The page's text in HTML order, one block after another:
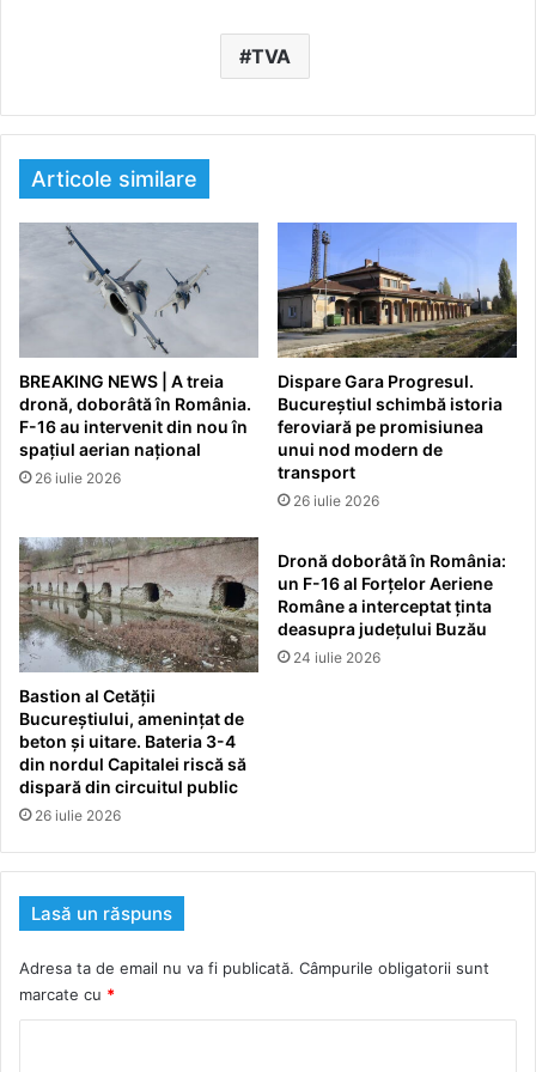
TVA
Articole similare
BREAKING NEWS | A treia
dronă, doborâtă în România.
F-16 au intervenit din nou în
spațiul aerian național
26 iulie 2026
Dispare Gara Progresul.
Bucureștiul schimbă istoria
feroviară pe promisiunea
unui nod modern de
transport
26 iulie 2026
Bastion al Cetății
Bucureștiului, amenințat de
beton și uitare. Bateria 3-4
din nordul Capitalei riscă să
dispară din circuitul public
26 iulie 2026
Dronă doborâtă în România:
un F-16 al Forțelor Aeriene
Române a interceptat ținta
deasupra județului Buzău
24 iulie 2026
Lasă un răspuns
Adresa ta de email nu va fi publicată. Câmpurile obligatorii sunt
marcate cu *